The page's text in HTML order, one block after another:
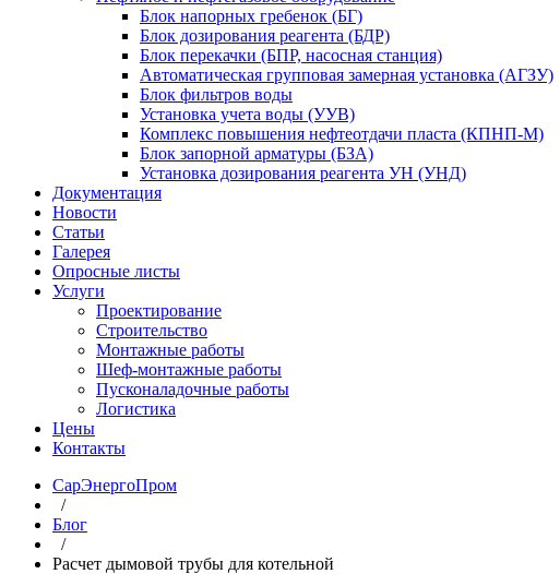
Блок напорных гребенок (БГ)
Блок дозирования реагента (БДР)
Блок перекачки (БПР, насосная станция)
Автоматическая групповая замерная установка (АГЗУ)
Блок фильтров воды
Установка учета воды (УУВ)
Комплекс повышения нефтеотдачи пласта (КПНП-М)
Блок запорной арматуры (БЗА)
Установка дозирования реагента УН (УНД)
Документация
Новости
Статьи
Галерея
Опросные листы
Услуги
Проектирование
Строительство
Монтажные работы
Шеф-монтажные работы
Пусконаладочные работы
Логистика
Цены
Контакты
СарЭнергоПром
/
Блог
/
Расчет дымовой трубы для котельной